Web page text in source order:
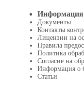
Информация
Документы
Контакты
Лицензии на
Правила
Политика
Согласие на
Информация о
Статьи